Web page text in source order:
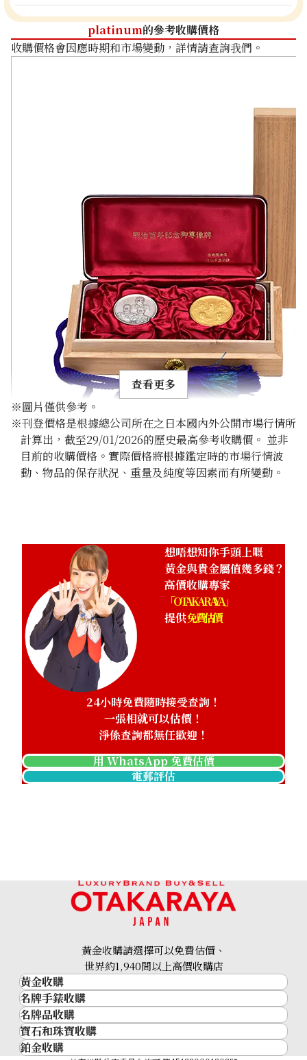
platinum的參考收購價格
收購價格會因應時期和市場變動，詳情請查詢我們。
Gold Platinum (K24/Sv1000) Meiji 100th Anniversary
HKD 90,138.31
Platinum (Pt1000) Maple Leaf Coin 1/2 oz 2nd Coin 1/4
查看更多
※圖片僅供參考。
※刊登價格是根據總公司所在之日本國內外公開市場行情所
計算出，截至29/01/2026的歷史最高參考收購價。 並非
目前的收購價格。實際價格將根據鑑定時的市場行情波
動、物品的保存狀況、重量及純度等因素而有所變動。
想唔想知你手頭上嘅
黃金與貴金屬值幾多錢？
高價收購專家
「OTAKARAYA」
提供免費估價
24小時免費隨時接受查詢！
一張相就可以估價！
淨係查詢都無任歡迎！
用 WhatsApp 免費估價
電郵評估
黃金收購請選擇可以免費估價、
世界約1,940間以上高價收購店
黃金收購
黃金･金條
金條
金幣及銀幣
過去十年黃金價格
名牌手錶收購
名牌手錶收購
勞力士 (Rolex)
Patek Philippe
名牌品收購
名牌品收購
HERMES
寶石和珠寶收購
寶石和珠寶
鉑金收購